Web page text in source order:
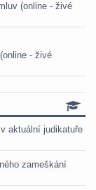
(online - živé
- živé
aktuální judikatuře
zameškání